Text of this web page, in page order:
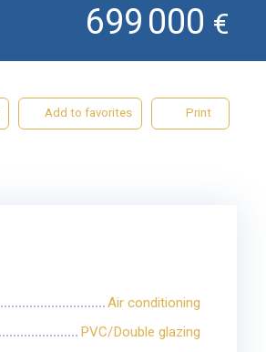
699 000 €
Add to favorites Print
Air conditioning
PVC/Double glazing